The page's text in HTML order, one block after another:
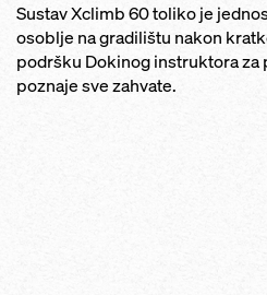
Sustav Xclimb 60 toliko je
osoblje na gradilištu nakon
podršku Dokinog instruktora
poznaje sve zahvate.